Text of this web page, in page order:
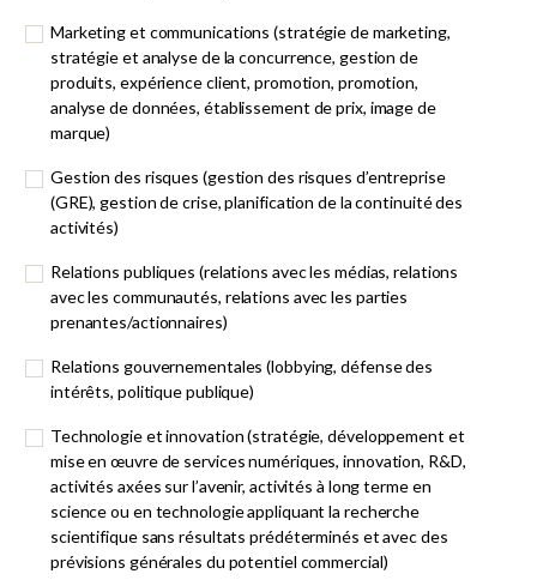
Marketing et communications (stratégie de marketing,
stratégie et analyse de la concurrence, gestion de
produits, expérience client, promotion, promotion,
analyse de données, établissement de prix, image de
marque)
Gestion des risques (gestion des risques d’entreprise
(GRE), gestion de crise, planification de la continuité des
activités)
Relations publiques (relations avec les médias, relations
avec les communautés, relations avec les parties
prenantes/actionnaires)
Relations gouvernementales (lobbying, défense des
intérêts, politique publique)
Technologie et innovation (stratégie, développement et
mise en œuvre de services numériques, innovation, R&D,
activités axées sur l’avenir, activités à long terme en
science ou en technologie appliquant la recherche
scientifique sans résultats prédéterminés et avec des
prévisions générales du potentiel commercial)